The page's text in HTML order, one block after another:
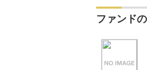
ファンド